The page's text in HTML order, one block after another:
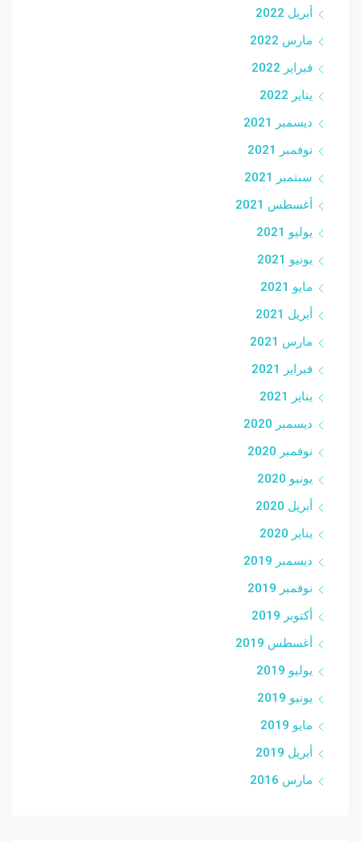
أبريل 2022
مارس 2022
فبراير 2022
يناير 2022
ديسمبر 2021
نوفمبر 2021
سبتمبر 2021
أغسطس 2021
يوليو 2021
يونيو 2021
مايو 2021
أبريل 2021
مارس 2021
فبراير 2021
يناير 2021
ديسمبر 2020
نوفمبر 2020
يونيو 2020
أبريل 2020
يناير 2020
ديسمبر 2019
نوفمبر 2019
أكتوبر 2019
أغسطس 2019
يوليو 2019
يونيو 2019
مايو 2019
أبريل 2019
مارس 2016